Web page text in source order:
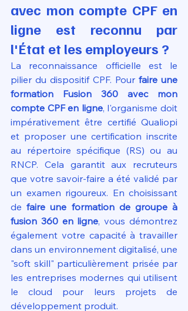
avec mon compte CPF en
ligne est reconnu par
l'État et les employeurs ?
La reconnaissance officielle est le
pilier du dispositif CPF. Pour faire une
formation Fusion 360 avec mon
compte CPF en ligne, l'organisme doit
impérativement être certifié Qualiopi
et proposer une certification inscrite
au répertoire spécifique (RS) ou au
RNCP. Cela garantit aux recruteurs
que votre savoir-faire a été validé par
un examen rigoureux. En choisissant
de faire une formation de groupe à
fusion 360 en ligne, vous démontrez
également votre capacité à travailler
dans un environnement digitalisé, une
"soft skill" particulièrement prisée par
les entreprises modernes qui utilisent
le cloud pour leurs projets de
développement produit.